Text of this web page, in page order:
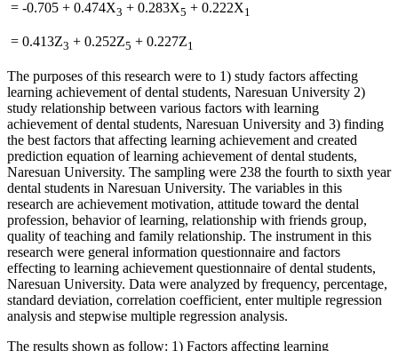
= -0.705 + 0.474X3 + 0.283X5 + 0.222X1
= 0.413Z3 + 0.252Z5 + 0.227Z1
The purposes of this research were to 1) study factors affecting
learning achievement of dental students, Naresuan University 2)
study relationship between various factors with learning
achievement of dental students, Naresuan University and 3) finding
the best factors that affecting learning achievement and created
prediction equation of learning achievement of dental students,
Naresuan University. The sampling were 238 the fourth to sixth year
dental students in Naresuan University. The variables in this
research are achievement motivation, attitude toward the dental
profession, behavior of learning, relationship with friends group,
quality of teaching and family relationship. The instrument in this
research were general information questionnaire and factors
effecting to learning achievement questionnaire of dental students,
Naresuan University. Data were analyzed by frequency, percentage,
standard deviation, correlation coefficient, enter multiple regression
analysis and stepwise multiple regression analysis.
The results shown as follow: 1) Factors affecting learning